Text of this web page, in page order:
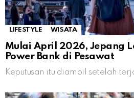
LIFESTYLE WISATA
Mulai April 2026, Jepang
Power Bank di Pesawat
Keputusan itu diambil setelah